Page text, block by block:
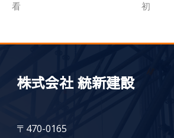
看
初
株式会社 統新建設
〒470-0165